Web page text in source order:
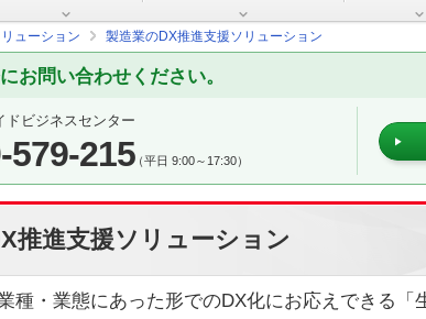
ューション 製造業のDX推進支援ソリューション
お問い合わせください。
ドビジネスセンター
579-215（平日 9:00～17:30）
推進支援ソリューション
種・業態にあった形でのDX化にお応えできる「